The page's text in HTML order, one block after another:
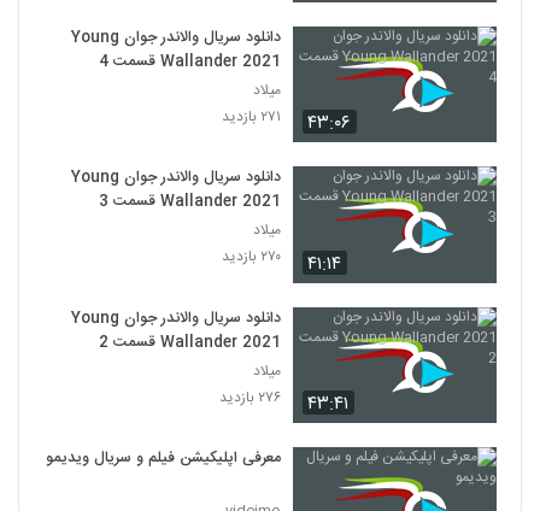
۴۳:۰۶
دانلود سریال والاندر جوان Young
Wallander 2021 قسمت 4
میلاد
۲۷۱ بازدید
۴۱:۱۴
دانلود سریال والاندر جوان Young
Wallander 2021 قسمت 3
میلاد
۲۷۰ بازدید
۴۳:۴۱
دانلود سریال والاندر جوان Young
Wallander 2021 قسمت 2
میلاد
۲۷۶ بازدید
معرفی اپلیکیشن فیلم و سریال ویدیمو